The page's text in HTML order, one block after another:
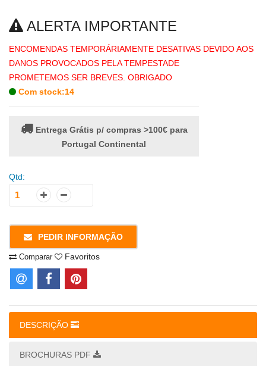
ALERTA IMPORTANTE
ENCOMENDAS TEMPORÁRIAMENTE DESATIVAS DEVIDO AOS
DANOS PROVOCADOS PELA TEMPESTADE
PROMETEMOS SER BREVES. OBRIGADO
Com stock:14
Entrega Grátis p/ compras >100€ para
Portugal Continental
Qtd:
PEDIR INFORMAÇÃO
Comparar Favoritos
DESCRIÇÃO
BROCHURAS PDF